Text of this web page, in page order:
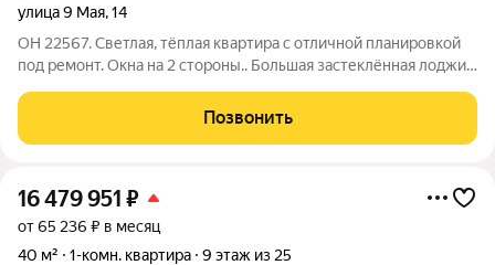
улица 9 Мая,14
ОН 22567. Светлая, тёплая квартира с отличной планировкой
под ремонт. Окна на 2 стороны.. Большая застеклённая лоджия.
рядом вся инфраструктура. Хорошая транспортная
доступность. 1 взрослый
Позвонить
16 479 951 ₽
от 65 236 ₽ в месяц
40 м²
1-комн. квартира 9 этаж из 25